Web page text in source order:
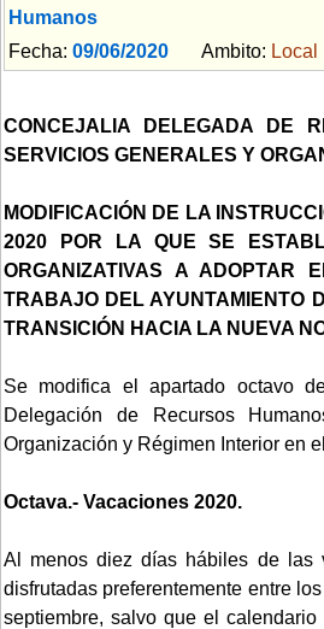
Humanos
Fecha: 09/06/2020 Ambito: Local
CONCEJALIA DELEGADA DE
SERVICIOS GENERALES Y
MODIFICACIÓN DE LA
2020 POR LA QUE SE
ORGANIZATIVAS A ADOPTAR
TRABAJO DEL AYUNTAMIENTO
TRANSICIÓN HACIA LA NUEVA
Se modifica el apartado octavo
Delegación de Recursos
Organización y Régimen Interior en
Octava.- Vacaciones 2020.
Al menos diez días hábiles de las
disfrutadas preferentemente entre
septiembre, salvo que el